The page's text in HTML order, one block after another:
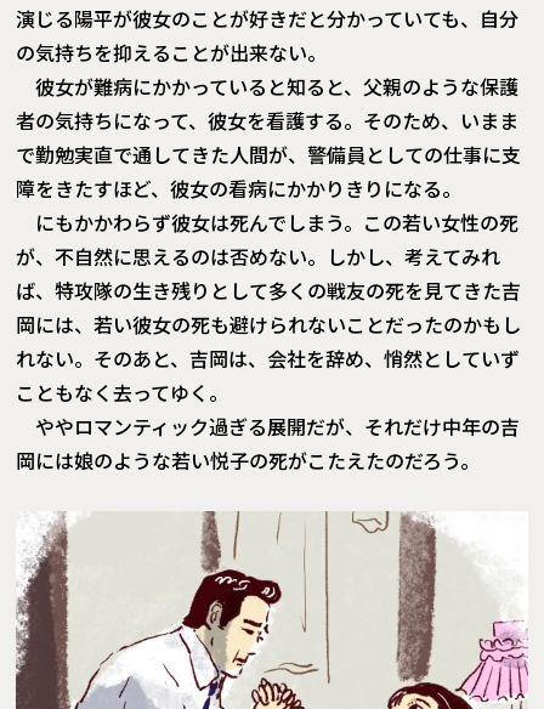
演じる陽平が彼女のことが好きだと分かっていても、自分
の気持ちを抑えることが出来ない。
彼女が難病にかかっていると知ると、父親のような保護
者の気持ちになって、彼女を看護する。そのため、いまま
で勤勉実直で通してきた人間が、警備員としての仕事に支
障をきたすほど、彼女の看病にかかりきりになる。
にもかかわらず彼女は死んでしまう。この若い女性の死
が、不自然に思えるのは否めない。しかし、考えてみれ
ば、特攻隊の生き残りとして多くの戦友の死を見てきた吉
岡には、若い彼女の死も避けられないことだったのかもし
れない。そのあと、吉岡は、会社を辞め、悄然としていず
こともなく去ってゆく。
ややロマンティック過ぎる展開だが、それだけ中年の吉
岡には娘のような若い悦子の死がこたえたのだろう。